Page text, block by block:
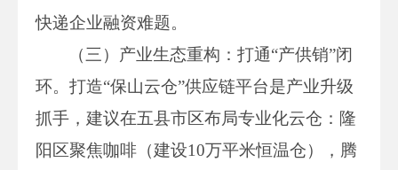
快递企业融资难题。
（三）产业生态重构：打通“产供销”闭
环。打造“保山云仓”供应链平台是产业升级
抓手，建议在五县市区布局专业化云仓：隆
阳区聚焦咖啡（建设10万平米恒温仓），腾